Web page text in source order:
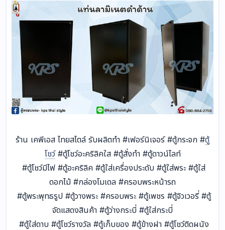
ร้าน เคพีเอส ไทยสไตล์ รับผลิตทำ #เฟอร์นิเจอร์ #ตู้กระจก #ตู้
โชว์#ตู้โชว์อะคริลิคใส #ตู้สั่งทำ #ตู้ดาวน์ไลท์
#ตู้โชว์มีไฟ #ตู้อะคริลิค #ตู้ใส่เครื่องประดับ #ตู้ใส่พระ #ตู้ใส่
ดอกไม้ #กล่องโมเดล #ครอบพระหน้ารถ
#ตู้พระพุทธรูป #ตู้วางพระ #ครอบพระ #ตู้เพชร #ตู้จิวเวอรี่ #ตู้
จัดแสดงสินค้า #ตู้ว่างกระบี่ #ตู้ใส่กระบี่
#ตู้ใส่ดาบ #ตู้โชว์รางวัล #ตู้เก็บของ #ตู้ข้างฝา #ตู้โชว์ติดผนัง